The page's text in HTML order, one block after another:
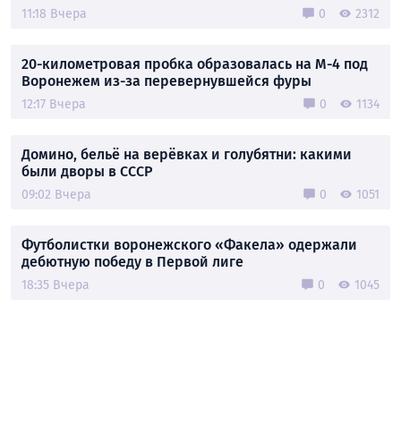
11:18 Вчера 0 2312
20-километровая пробка образовалась на М-4 под
Воронежем из-за перевернувшейся фуры
12:17 Вчера 0 1134
Домино, бельё на верёвках и голубятни: какими
были дворы в СССР
09:02 Вчера 0 1051
Футболистки воронежского «Факела» одержали
дебютную победу в Первой лиге
18:35 Вчера 0 1045